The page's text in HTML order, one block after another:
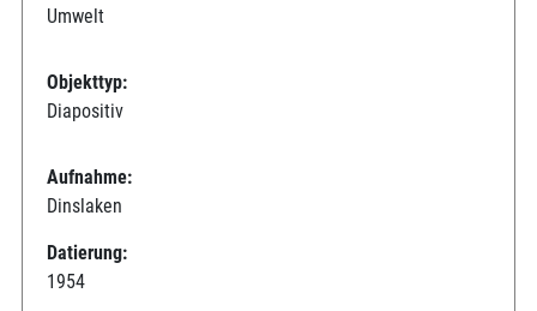
Umwelt
Objekttyp:
Diapositiv
Aufnahme:
Dinslaken
Datierung:
1954